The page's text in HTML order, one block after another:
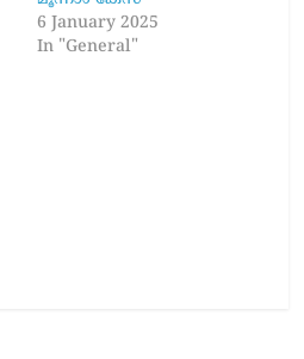
6 January 2025
In "General"